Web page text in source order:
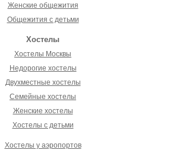
Женские общежития
Общежития с детьми
Хостелы
Хостелы Москвы
Недорогие хостелы
Двухместные хостелы
Семейные хостелы
Женские хостелы
Хостелы с детьми
Хостелы у аэропортов